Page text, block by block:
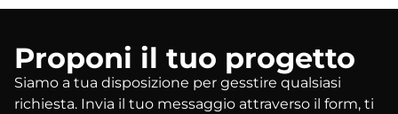
Proponi il tuo progetto
Siamo a tua disposizione per gesstire qualsiasi
richiesta. Invia il tuo messaggio attraverso il form, ti